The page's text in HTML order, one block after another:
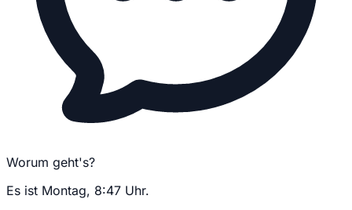
Worum geht's?
Es ist Montag, 8:47 Uhr.